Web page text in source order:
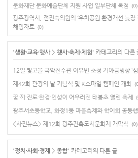
문화재단 문화예술단체 지원 사업 일부단체 독점 (0)
광주광역시, 전진숙의원의 ‘우치공원 환경개선 늦장
해명자료
(0)
'생활·교육·행사> 행사·축제·체험' 카테고리의 다른
12일 빛고을 국악전수관 이유빈 초청 가야금병창 ‘심
제42회 관광의 날 기념식 및 K스마일 캠페인 개최
꿈·끼·진로·환경·인성이 어우러진 태봉초 열린 축제
광주서초등학교, 화정1동 마을축제와 학예회 공동
<사진뉴스> 제12회 광주건축도시문화제 개막식 (0)
'정치·사회·경제 > 종합' 카테고리의 다른 글